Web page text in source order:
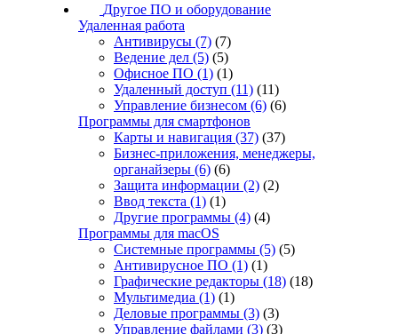
Другое ПО и оборудование
Удаленная работа
Антивирусы (7) (7)
Ведение дел (5) (5)
Офисное ПО (1) (1)
Удаленный доступ (11) (11)
Управление бизнесом (6) (6)
Программы для смартфонов
Карты и навигация (37) (37)
Бизнес-приложения, менеджеры,
органайзеры (6) (6)
Защита информации (2) (2)
Ввод текста (1) (1)
Другие программы (4) (4)
Программы для macOS
Системные программы (5) (5)
Антивирусное ПО (1) (1)
Графические редакторы (18) (18)
Мультимедиа (1) (1)
Деловые программы (3) (3)
Управление файлами (3) (3)